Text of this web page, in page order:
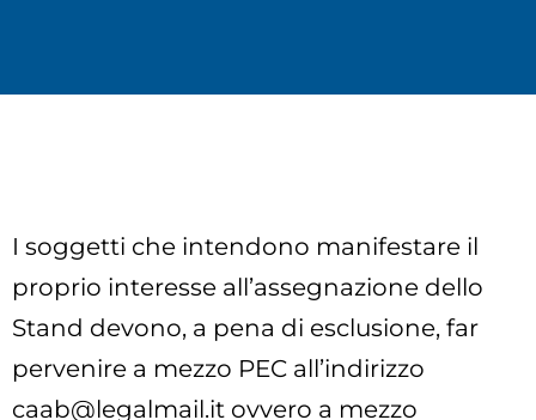
I soggetti che intendono manifestare il
proprio interesse all’assegnazione dello
Stand devono, a pena di esclusione, far
pervenire a mezzo PEC all’indirizzo
caab@legalmail.it ovvero a mezzo